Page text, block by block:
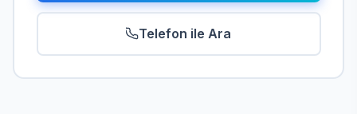
Telefon ile Ara